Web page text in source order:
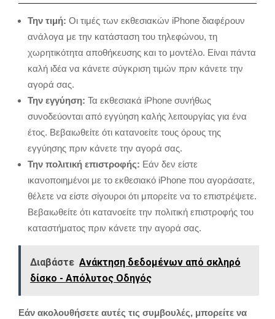
Την τιμή: Οι τιμές των εκθεσιακών iPhone διαφέρουν
ανάλογα με την κατάσταση του τηλεφώνου, τη
χωρητικότητα αποθήκευσης και το μοντέλο. Είναι πάντα
καλή ιδέα να κάνετε σύγκριση τιμών πριν κάνετε την
αγορά σας.
Την εγγύηση: Τα εκθεσιακά iPhone συνήθως
συνοδεύονται από εγγύηση καλής λειτουργίας για ένα
έτος. Βεβαιωθείτε ότι κατανοείτε τους όρους της
εγγύησης πριν κάνετε την αγορά σας.
Την πολιτική επιστροφής: Εάν δεν είστε
ικανοποιημένοι με το εκθεσιακό iPhone που αγοράσατε,
θέλετε να είστε σίγουροι ότι μπορείτε να το επιστρέψετε.
Βεβαιωθείτε ότι κατανοείτε την πολιτική επιστροφής του
καταστήματος πριν κάνετε την αγορά σας.
Διαβάστε Ανάκτηση δεδομένων από σκληρό
δίσκο - Απόλυτος Οδηγός
Εάν ακολουθήσετε αυτές τις συμβουλές, μπορείτε να